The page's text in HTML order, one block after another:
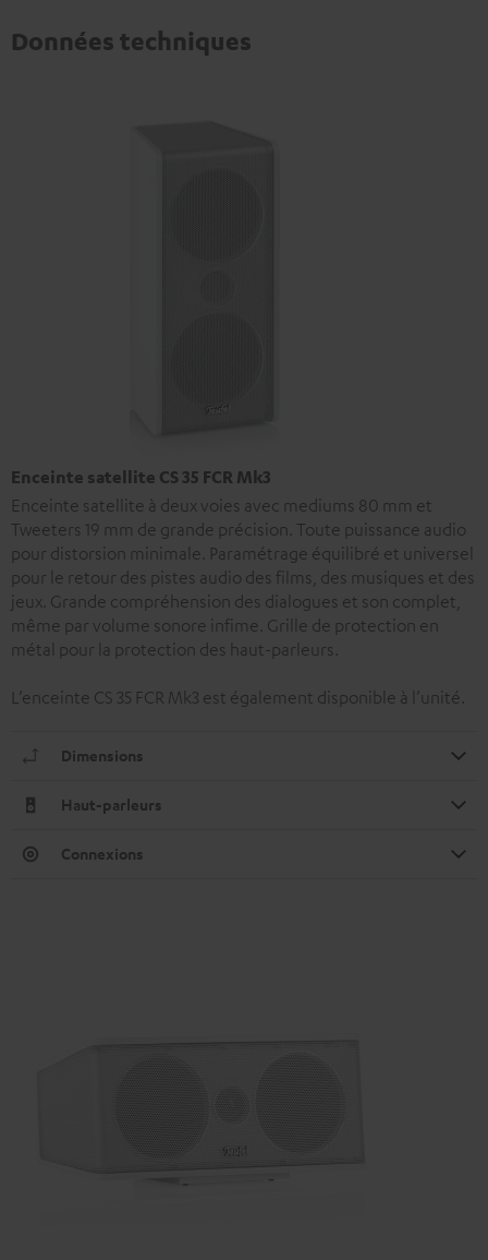
Données techniques
Enceinte satellite CS 35 FCR Mk3
Enceinte satellite à deux voies avec mediums 80 mm et
Tweeters 19 mm de grande précision. Toute puissance audio
pour distorsion minimale. Paramétrage équilibré et universel
pour le retour des pistes audio des films, des musiques et des
jeux. Grande compréhension des dialogues et son complet,
même par volume sonore infime. Grille de protection en
métal pour la protection des haut-parleurs.
L’enceinte CS 35 FCR Mk3 est également disponible à l’unité.
Dimensions
Haut-parleurs
Connexions